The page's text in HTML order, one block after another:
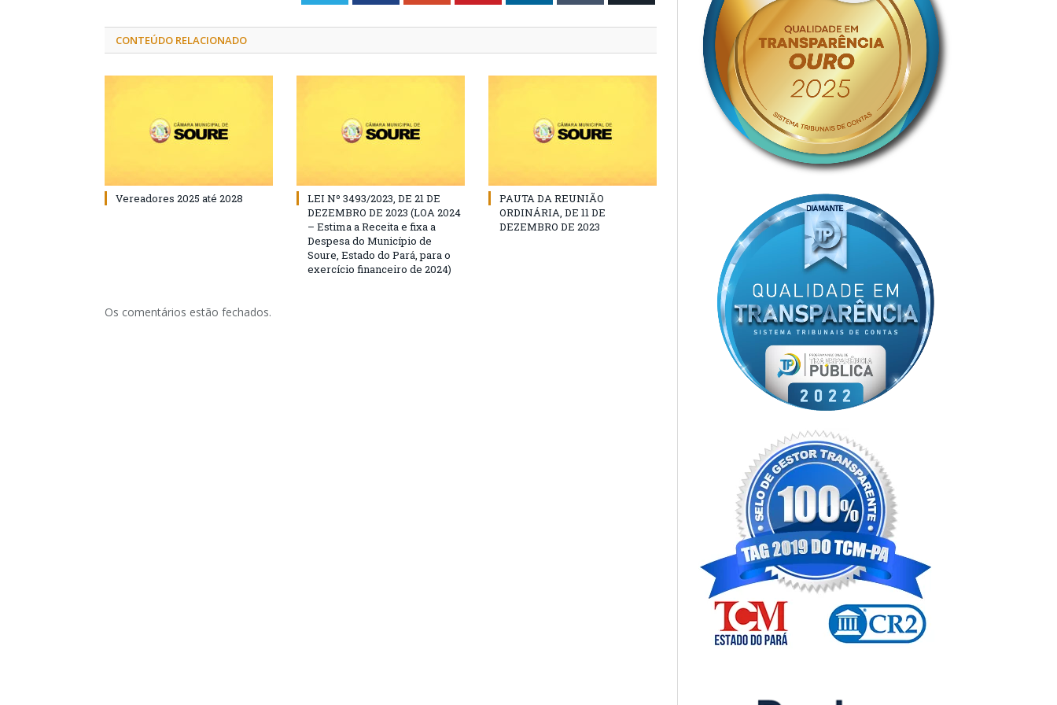
CONTEÚDO RELACIONADO
Vereadores 2025 até 2028
LEI Nº 3493/2023, DE 21 DE
DEZEMBRO DE 2023 (LOA 2024
– Estima a Receita e fixa a
Despesa do Município de
Soure, Estado do Pará, para o
exercício financeiro de 2024)
PAUTA DA REUNIÃO
ORDINÁRIA, DE 11 DE
DEZEMBRO DE 2023
Os comentários estão fechados.